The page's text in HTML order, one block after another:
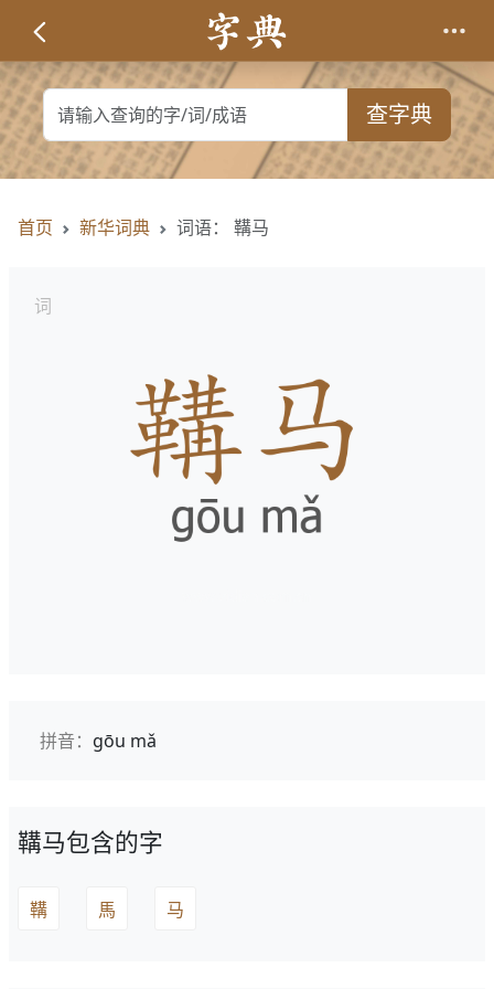
查字典
首页 新华词典 词语： 鞲马
词
拼音： gōu mǎ
鞲马包含的字
鞲 馬 马